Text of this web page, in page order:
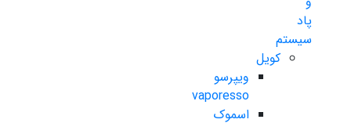
پاد
سیستم
کویل
ویپرسو
vaporesso
اسموک